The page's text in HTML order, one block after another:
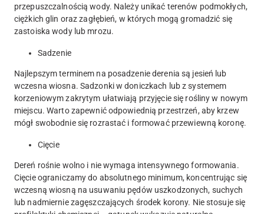
przepuszczalnością wody. Należy unikać terenów podmokłych,
ciężkich glin oraz zagłębień, w których mogą gromadzić się
zastoiska wody lub mrozu.
Sadzenie
Najlepszym terminem na posadzenie derenia są jesień lub
wczesna wiosna. Sadzonki w doniczkach lub z systemem
korzeniowym zakrytym ułatwiają przyjęcie się rośliny w nowym
miejscu. Warto zapewnić odpowiednią przestrzeń, aby krzew
mógł swobodnie się rozrastać i formować przewiewną koronę.
Cięcie
Dereń rośnie wolno i nie wymaga intensywnego formowania.
Cięcie ograniczamy do absolutnego minimum, koncentrując się
wczesną wiosną na usuwaniu pędów uszkodzonych, suchych
lub nadmiernie zagęszczających środek korony. Nie stosuje się